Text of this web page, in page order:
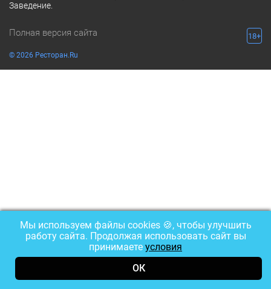
Заведение.
Полная версия сайта 18+
© 2026 Ресторан.Ru
Мы используем файлы cookies 🍪, чтобы улучшить
работу сайта. Продолжая использовать сайт вы
принимаете условия
ОК